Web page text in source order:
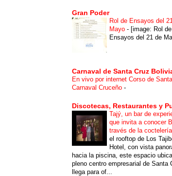
Gran Poder
Rol de Ensayos del
Mayo - [image: Rol de
Ensayos del 21 de
Carnaval de Santa Cruz
En vivo por internet Corso de
Carnaval Cruceño -
Discotecas, Restaurantes y
Tajý, un bar de
que invita a conocer
través de la
el rooftop de Los
Hotel, con vista
hacia la piscina, este espacio
pleno centro empresarial de Santa
llega para of...